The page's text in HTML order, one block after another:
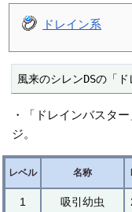
ドレイン系
風来のシレンDSの「
・「ドレインバスタ
ジ。
レベル 名称
1 吸引幼虫